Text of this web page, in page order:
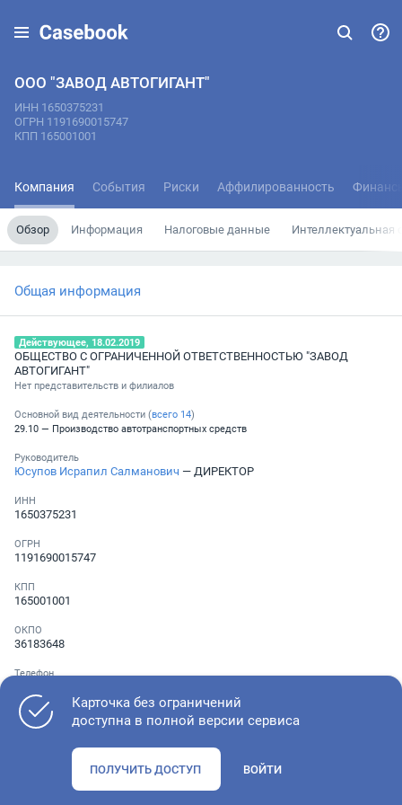
ООО "ЗАВОД АВТОГИГАНТ"
ИНН 1650375231
ОГРН 1191690015747
КПП 165001001
Компания События Риски Аффилированность
Обзор Информация Налоговые данные Интеллектуальная
Общая информация
Действующее, 18.02.2019
ОБЩЕСТВО С ОГРАНИЧЕННОЙ ОТВЕТСТВЕННОСТЬЮ "ЗАВОД
АВТОГИГАНТ"
Нет представительств и филиалов
Основной вид деятельности (всего 14)
29.10 — Производство автотранспортных средств
Руководитель
Юсупов Исрапил Салманович — ДИРЕКТОР
ИНН
1650375231
ОГРН
1191690015747
КПП
165001001
ОКПО
36183648
Телефон
Как оценить состояние компании
Карточка без ограничений
доступна в полной версии сервиса
ПОЛУЧИТЬ ДОСТУП ВОЙТИ